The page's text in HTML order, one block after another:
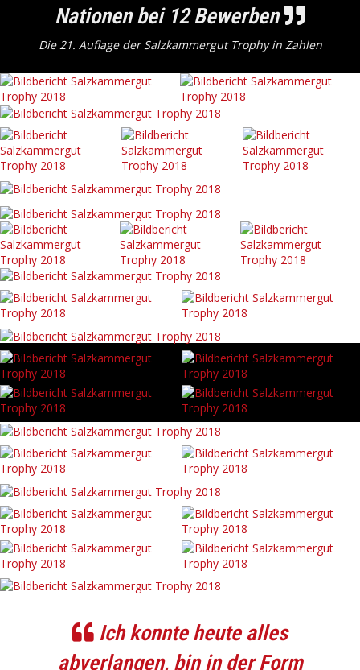
Nationen bei 12 Bewerben
Die 21. Auflage der Salzkammergut Trophy in Zahlen
Ich konnte heute alles
abverlangen, bin in der Form